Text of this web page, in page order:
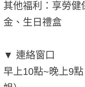
其他福利：享勞健
金、生日禮盒
▼ 連絡窗口
早上10點~晚上9